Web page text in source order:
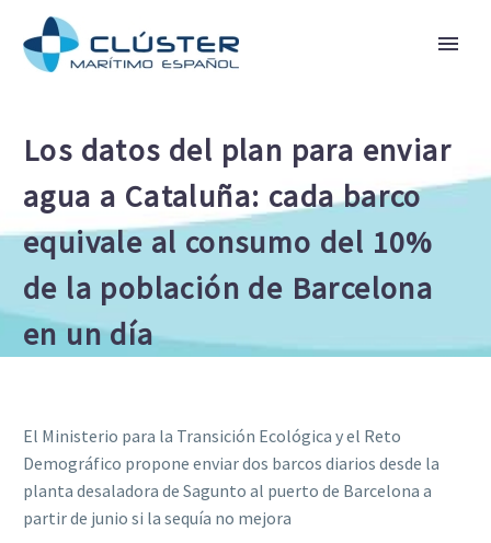
Los datos del plan para enviar
agua a Cataluña: cada barco
equivale al consumo del 10%
de la población de Barcelona
en un día
El Ministerio para la Transición Ecológica y el Reto
Demográfico propone enviar dos barcos diarios desde la
planta desaladora de Sagunto al puerto de Barcelona a
partir de junio si la sequía no mejora